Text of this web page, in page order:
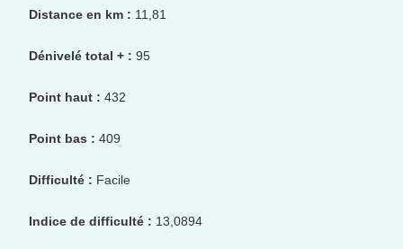
Distance en km : 11,81
Dénivelé total + :95
Point haut :432
Point bas :409
Difficulté : Facile
Indice de difficulté : 13,0894